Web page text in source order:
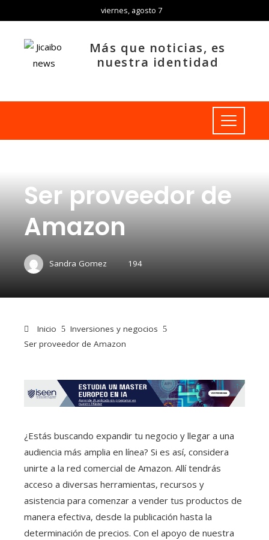
viernes, agosto 7
Más que noticias, es
nuestra identidad
Ser proveedor de
Amazon
Sandra Gomez 194
Inicio
Inversiones y negocios
Ser proveedor de Amazon
¿Estás buscando expandir tu negocio y llegar a una
audiencia más amplia en línea? Si es así, considera
unirte a la red comercial de Amazon. Allí tendrás
acceso a diversas herramientas, recursos y
asistencia para comenzar a vender tus productos de
manera efectiva, desde la publicación hasta la
determinación de precios. Con el apoyo de nuestra